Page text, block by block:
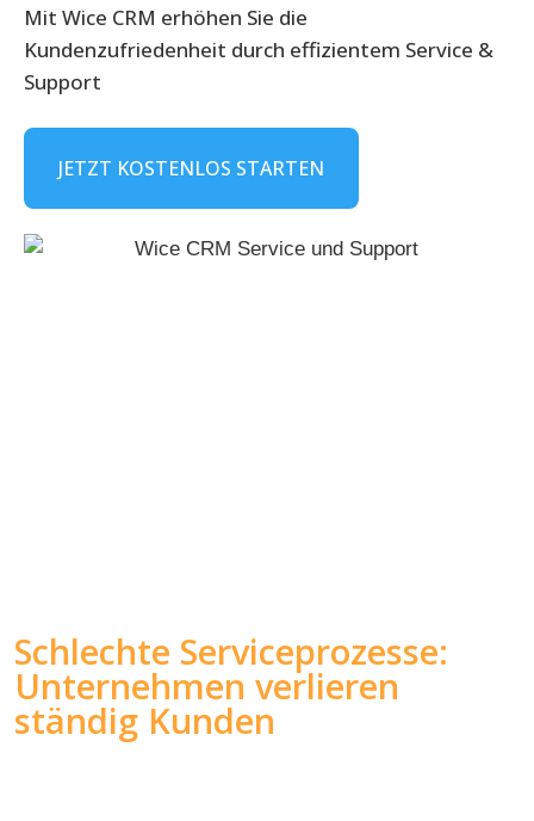
Mit Wice CRM erhöhen Sie die
Kundenzufriedenheit durch effizientem Service &
Support
JETZT KOSTENLOS STARTEN
Schlechte Serviceprozesse:
Unternehmen verlieren
ständig Kunden